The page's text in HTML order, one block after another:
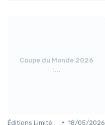
Coupe du Monde 2026
:...
• 18/05/2026